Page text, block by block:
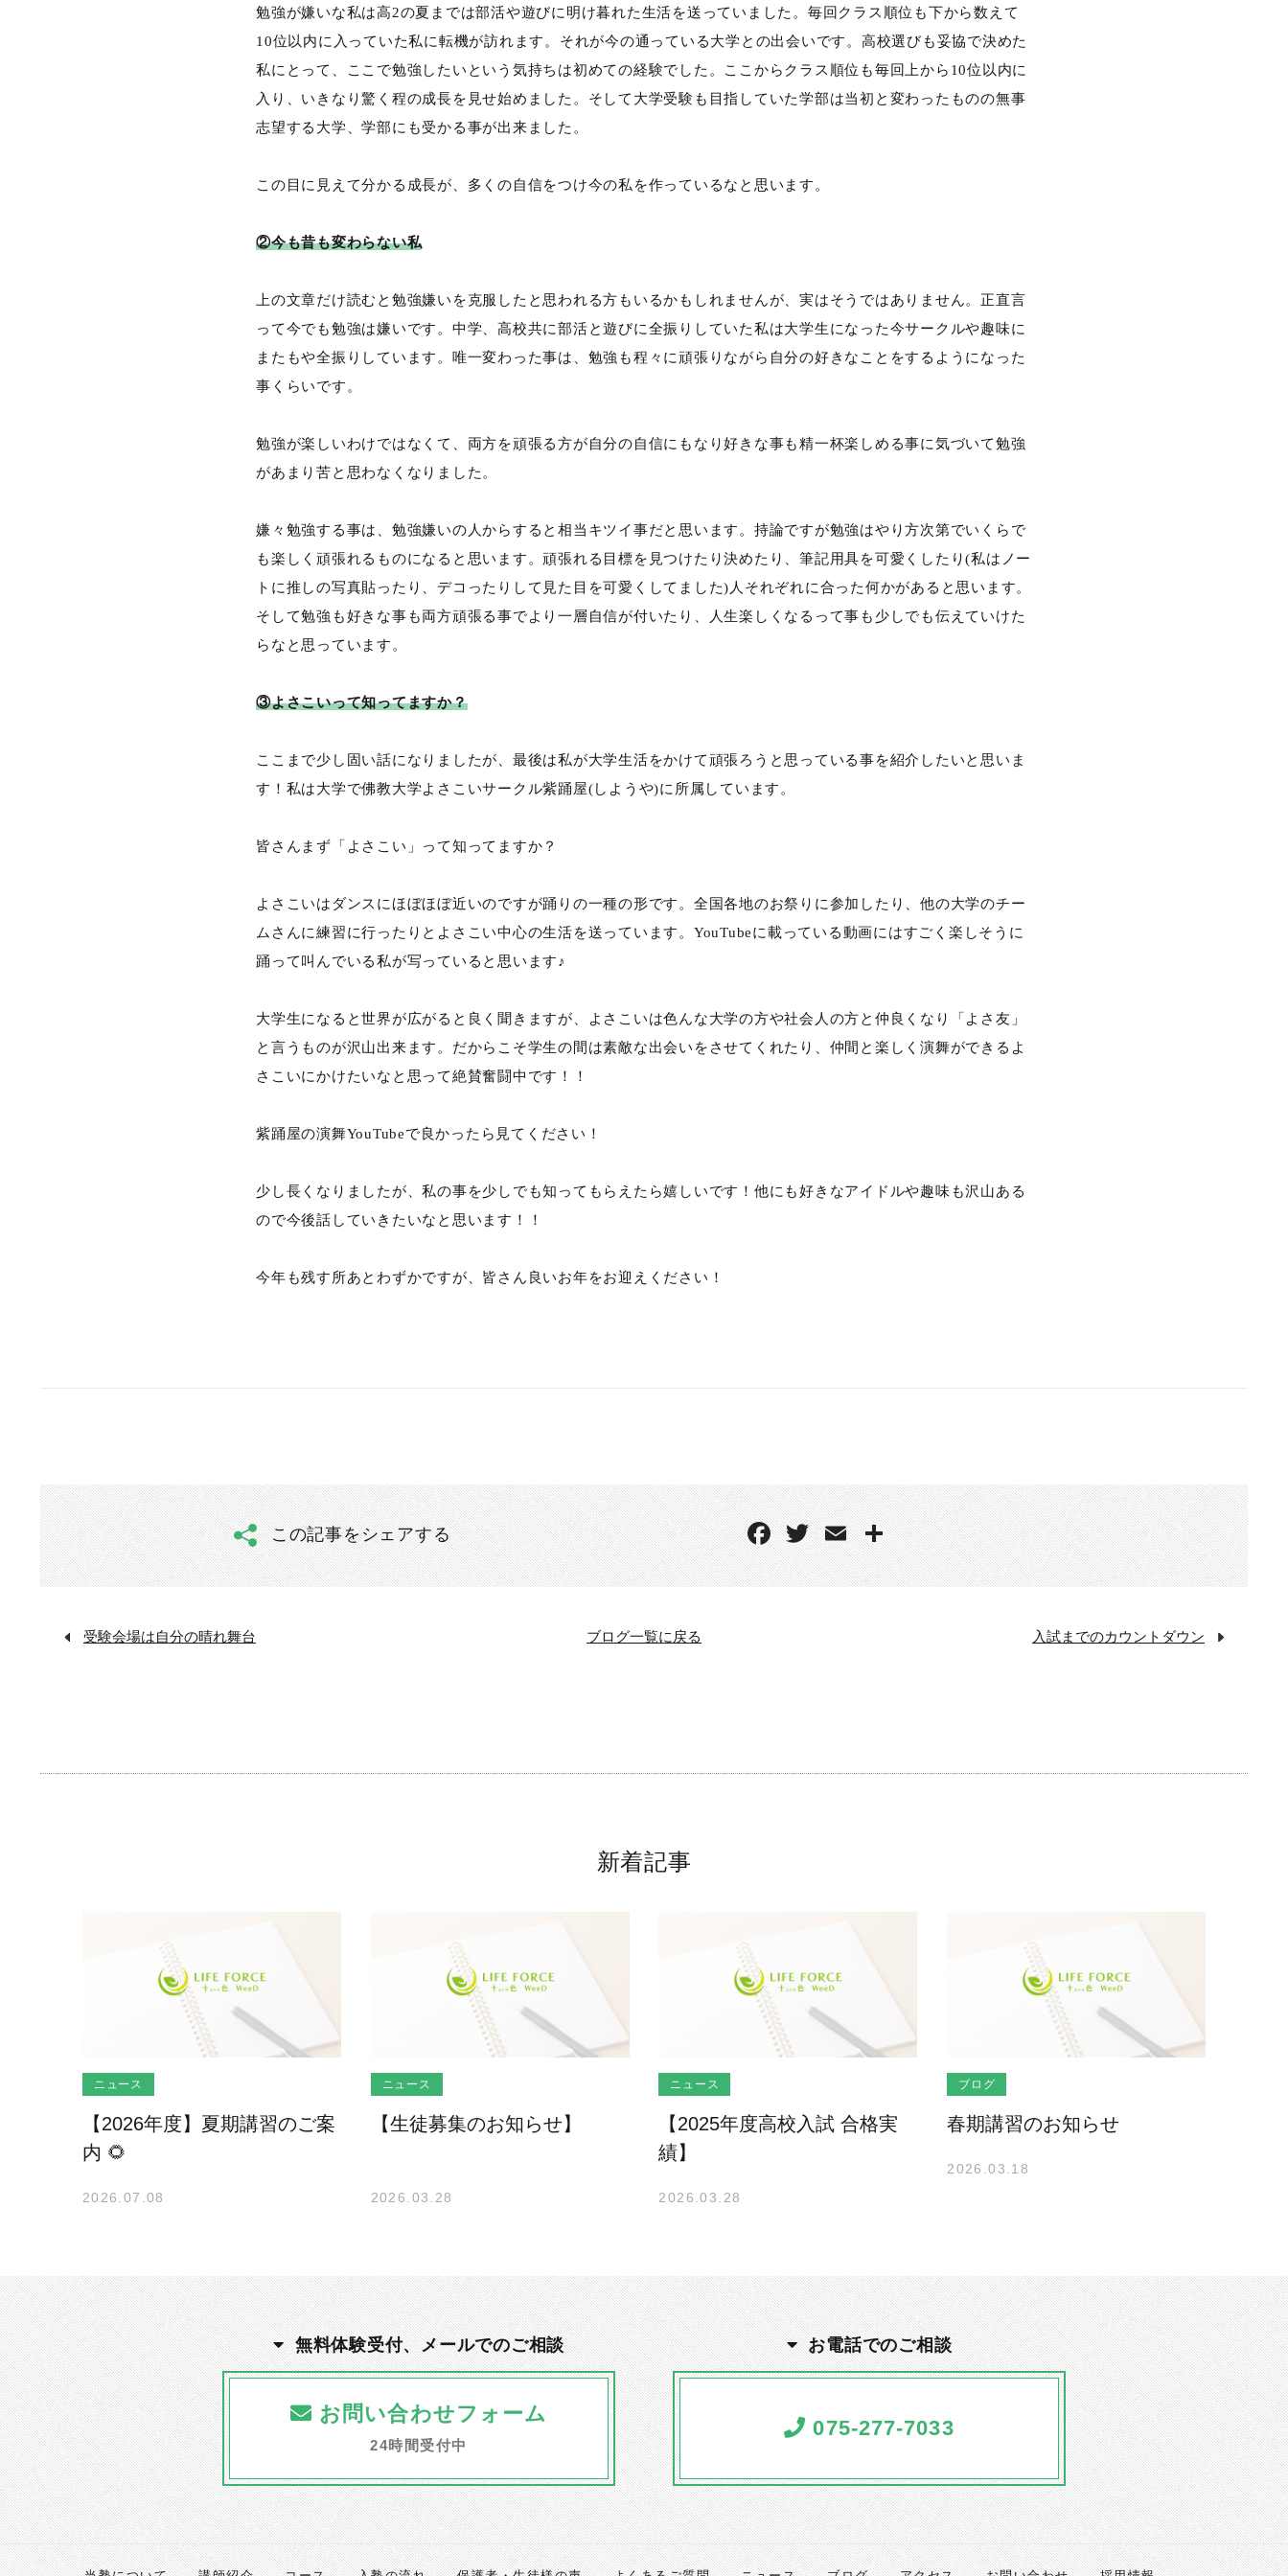
勉強が嫌いな私は高2の夏までは部活や遊びに明け暮れた生活を送っていました。毎回クラス順位も下から数えて
10位以内に入っていた私に転機が訪れます。それが今の通っている大学との出会いです。高校選びも妥協で決めた
私にとって、ここで勉強したいという気持ちは初めての経験でした。ここからクラス順位も毎回上から10位以内に
入り、いきなり驚く程の成長を見せ始めました。そして大学受験も目指していた学部は当初と変わったものの無事
志望する大学、学部にも受かる事が出来ました。
この目に見えて分かる成長が、多くの自信をつけ今の私を作っているなと思います。
②今も昔も変わらない私
上の文章だけ読むと勉強嫌いを克服したと思われる方もいるかもしれませんが、実はそうではありません。正直言
って今でも勉強は嫌いです。中学、高校共に部活と遊びに全振りしていた私は大学生になった今サークルや趣味に
またもや全振りしています。唯一変わった事は、勉強も程々に頑張りながら自分の好きなことをするようになった
事くらいです。
勉強が楽しいわけではなくて、両方を頑張る方が自分の自信にもなり好きな事も精一杯楽しめる事に気づいて勉強
があまり苦と思わなくなりました。
嫌々勉強する事は、勉強嫌いの人からすると相当キツイ事だと思います。持論ですが勉強はやり方次第でいくらで
も楽しく頑張れるものになると思います。頑張れる目標を見つけたり決めたり、筆記用具を可愛くしたり(私はノー
トに推しの写真貼ったり、デコったりして見た目を可愛くしてました)人それぞれに合った何かがあると思います。
そして勉強も好きな事も両方頑張る事でより一層自信が付いたり、人生楽しくなるって事も少しでも伝えていけた
らなと思っています。
③よさこいって知ってますか？
ここまで少し固い話になりましたが、最後は私が大学生活をかけて頑張ろうと思っている事を紹介したいと思いま
す！私は大学で佛教大学よさこいサークル紫踊屋(しようや)に所属しています。
皆さんまず「よさこい」って知ってますか？
よさこいはダンスにほぼほぼ近いのですが踊りの一種の形です。全国各地のお祭りに参加したり、他の大学のチー
ムさんに練習に行ったりとよさこい中心の生活を送っています。YouTubeに載っている動画にはすごく楽しそうに
踊って叫んでいる私が写っていると思います♪
大学生になると世界が広がると良く聞きますが、よさこいは色んな大学の方や社会人の方と仲良くなり「よさ友」
と言うものが沢山出来ます。だからこそ学生の間は素敵な出会いをさせてくれたり、仲間と楽しく演舞ができるよ
さこいにかけたいなと思って絶賛奮闘中です！！
紫踊屋の演舞YouTubeで良かったら見てください！
少し長くなりましたが、私の事を少しでも知ってもらえたら嬉しいです！他にも好きなアイドルや趣味も沢山ある
ので今後話していきたいなと思います！！
今年も残す所あとわずかですが、皆さん良いお年をお迎えください！
この記事をシェアする
受験会場は自分の晴れ舞台 ブログ一覧に戻る 入試までのカウントダウン
新着記事
ニュース
【2026年度】夏期講習のご案
内 🌻
2026.07.08
ニュース
【生徒募集のお知らせ】
2026.03.28
ニュース
【2025年度高校入試 合格実
績】
2026.03.28
ブログ
春期講習のお知らせ
2026.03.18
無料体験受付、メールでのご相談
お問い合わせフォーム
24時間受付中
お電話でのご相談
075-277-7033